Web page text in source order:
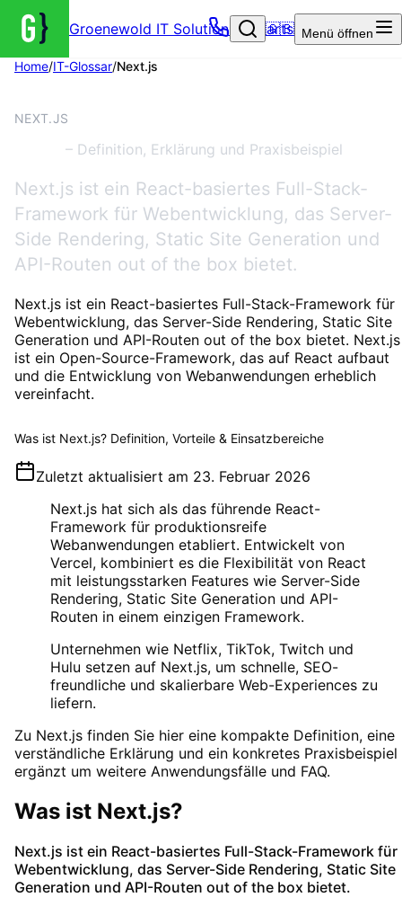
Groenewold IT Solutions – Startseite
🇬🇧 Menü öffnen
Home/IT-Glossar/Next.js
NEXT.JS
– Definition, Erklärung und Praxisbeispiel
Next.js ist ein React-basiertes Full-Stack-
Framework für Webentwicklung, das Server-
Side Rendering, Static Site Generation und
API-Routen out of the box bietet.
Next.js ist ein React-basiertes Full-Stack-Framework für
Webentwicklung, das Server-Side Rendering, Static Site
Generation und API-Routen out of the box bietet. Next.js
ist ein Open-Source-Framework, das auf React aufbaut
und die Entwicklung von Webanwendungen erheblich
vereinfacht.
Was ist Next.js? Definition, Vorteile & Einsatzbereiche
Zuletzt aktualisiert am 23. Februar 2026
Next.js hat sich als das führende React-
Framework für produktionsreife
Webanwendungen etabliert. Entwickelt von
Vercel, kombiniert es die Flexibilität von React
mit leistungsstarken Features wie Server-Side
Rendering, Static Site Generation und API-
Routen in einem einzigen Framework.
Unternehmen wie Netflix, TikTok, Twitch und
Hulu setzen auf Next.js, um schnelle, SEO-
freundliche und skalierbare Web-Experiences zu
liefern.
Zu Next.js finden Sie hier eine kompakte Definition, eine
verständliche Erklärung und ein konkretes Praxisbeispiel
ergänzt um weitere Anwendungsfälle und FAQ.
Was ist Next.js?
Next.js ist ein React-basiertes Full-Stack-Framework für
Webentwicklung, das Server-Side Rendering, Static Site
Generation und API-Routen out of the box bietet.